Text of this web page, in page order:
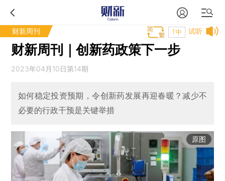
财新周刊 试听
T中
财新周刊｜创新药政策下一步
2023年04月10日第14期
如何稳定投资预期，令创新药发展再迎春暖？减少不
必要的行政干预是关键举措
原图